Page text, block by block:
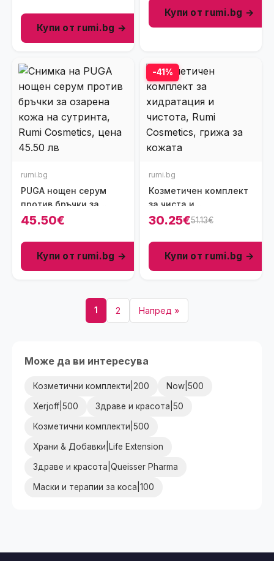
Купи от rumi.bg →
Купи от rumi.bg →
rumi.bg
PUGA нощен серум
против бръчки за
озарена кожа на
45.50€
Купи от rumi.bg →
-41%
rumi.bg
Козметичен комплект
за чиста и
хидратирана кожа
30.25€51.13€
Купи от rumi.bg →
1 2 Напред »
Може да ви интересува
Козметични комплекти|200 Now|500
Xerjoff|500 Здраве и красота|50
Козметични комплекти|500
Храни & Добавки|Life Extension
Здраве и красота|Queisser Pharma
Маски и терапии за коса|100